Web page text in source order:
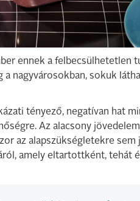
ennek a felbecsülhetetlen
a nagyvárosokban, sokuk
tényező, negatívan hat
Az alacsony
az alapszükségletekre sem
amely eltartottként,